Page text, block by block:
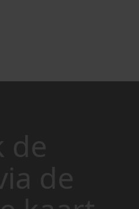
de
de